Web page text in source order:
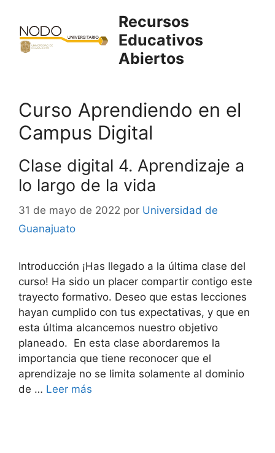
contenido
Recursos
Educativos
Abiertos
Curso Aprendiendo en el
Campus Digital
Clase digital 4. Aprendizaje a
lo largo de la vida
31 de mayo de 2022 por Universidad de
Guanajuato
Introducción ¡Has llegado a la última clase del
curso! Ha sido un placer compartir contigo este
trayecto formativo. Deseo que estas lecciones
hayan cumplido con tus expectativas, y que en
esta última alcancemos nuestro objetivo
planeado. En esta clase abordaremos la
importancia que tiene reconocer que el
aprendizaje no se limita solamente al dominio
de … Leer más